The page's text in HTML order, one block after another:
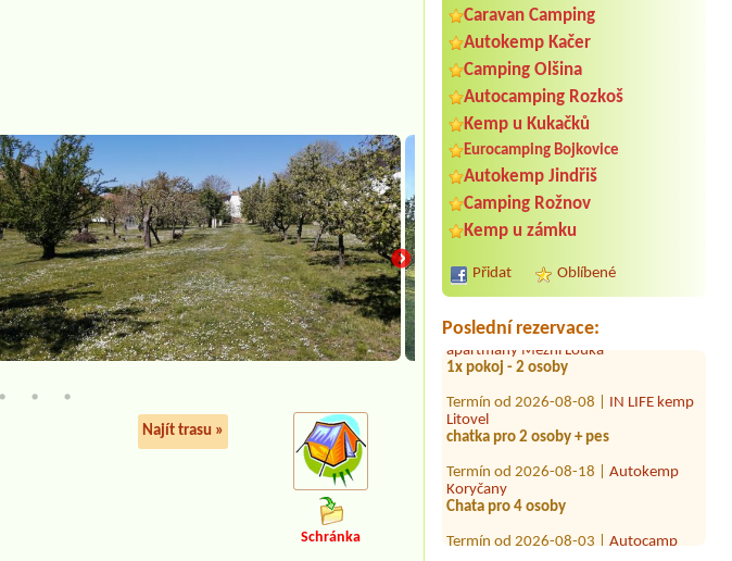
Caravan Camping
Autokemp Kačer
Camping Olšina
Autocamping Rozkoš
Kemp u Kukačků
Eurocamping Bojkovice
Autokemp Jindřiš
Camping Rožnov
Kemp u zámku
Přidat Oblíbené
Poslední rezervace:
Termín od 2026-07-31 |Kemp a hotel
Relax Kyčera
Chatka pro 4 osoby + luzkoviny
Termín od 2026-07-30 |
Karlovy Dvory
Termín od 2026-07-24 |
Formule***
Personen
apartmány Mezní Louka
Termín od 2026-08-08 |
Litovel
chatka pro 2 osoby + pes
Termín od 2026-08-18 |Autokemp
Koryčany
Chata pro 4 osoby
Termín od 2026-08-03 |
1x dospěý 2x díte ( 12 a 9let )
Najít trasu »
Schránka